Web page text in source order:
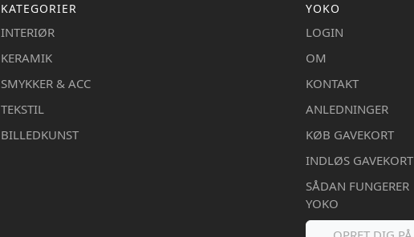
KATEGORIER
INTERIØR
KERAMIK
SMYKKER & ACC
TEKSTIL
BILLEDKUNST
YOKO
LOGIN
OM
KONTAKT
ANLEDNINGER
KØB GAVEKORT
INDLØS GAVEKORT
SÅDAN FUNGERER
YOKO